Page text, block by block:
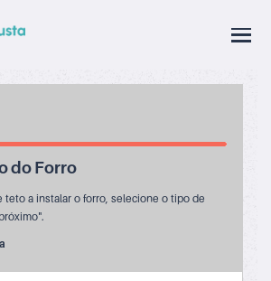
do Forro
teto a instalar o forro, selecione o tipo de